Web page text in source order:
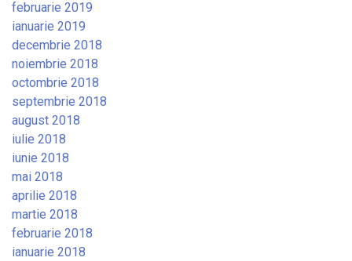
februarie 2019
ianuarie 2019
decembrie 2018
noiembrie 2018
octombrie 2018
septembrie 2018
august 2018
iulie 2018
iunie 2018
mai 2018
aprilie 2018
martie 2018
februarie 2018
ianuarie 2018